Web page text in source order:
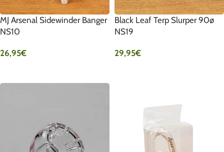
MJ Arsenal Sidewinder Banger
NS10
26,95€
Black Leaf Terp Slurper 90ø
NS19
29,95€